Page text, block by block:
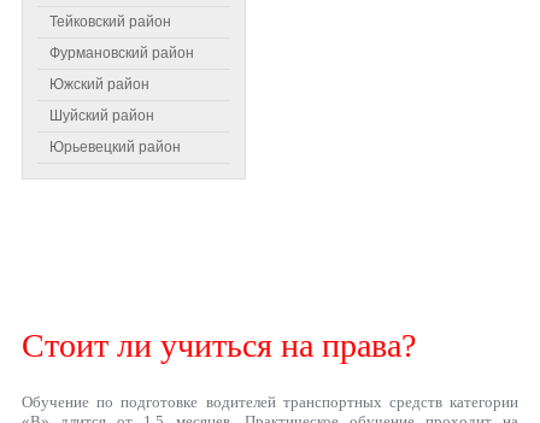
Тейковский район
Фурмановский район
Южский район
Шуйский район
Юрьевецкий район
Стоит ли учиться на права?
Обучение по подготовке водителей транспортных средств категории